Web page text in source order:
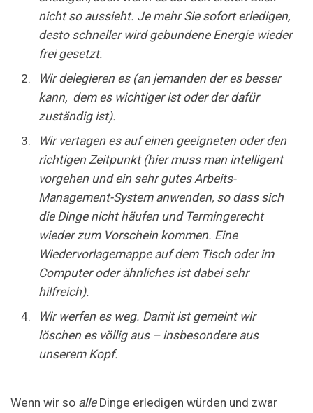
nicht so aussieht. Je mehr Sie sofort erledigen,
desto schneller wird gebundene Energie wieder
frei gesetzt.
Wir delegieren es (an jemanden der es besser
kann, dem es wichtiger ist oder der dafür
zuständig ist).
Wir vertagen es auf einen geeigneten oder den
richtigen Zeitpunkt (hier muss man intelligent
vorgehen und ein sehr gutes Arbeits-
Management-System anwenden, so dass sich
die Dinge nicht häufen und Termingerecht
wieder zum Vorschein kommen. Eine
Wiedervorlagemappe auf dem Tisch oder im
Computer oder ähnliches ist dabei sehr
hilfreich).
Wir werfen es weg. Damit ist gemeint wir
löschen es völlig aus – insbesondere aus
unserem Kopf.
Wenn wir so alleDinge erledigen würden und zwar